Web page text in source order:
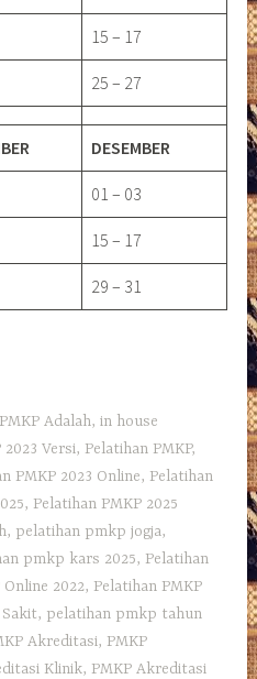
15 – 17
25 – 27
DESEMBER
01 – 03
15 – 17
29 – 31
Adalah,in house
2023 Versi, Pelatihan PMKP,
PMKP 2023 Online, Pelatihan
, Pelatihan PMKP 2025
, pelatihan pmkp jogja,
pmkp kars 2025, Pelatihan
Online 2022, Pelatihan PMKP
, pelatihan pmkp tahun
Akreditasi, PMKP
Klinik, PMKP Akreditasi